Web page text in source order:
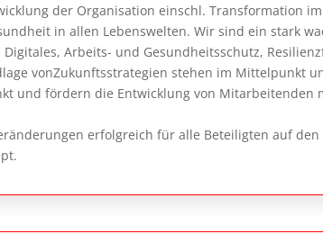
der Organisation einschl. Transformation
in allen Lebenswelten. Wir sind ein stark
Arbeits- und Gesundheitsschutz,
vonZukunftsstrategien stehen im Mittelpunkt
und fördern die Entwicklung von Mitarbeitenden
erfolgreich für alle Beteiligten auf den